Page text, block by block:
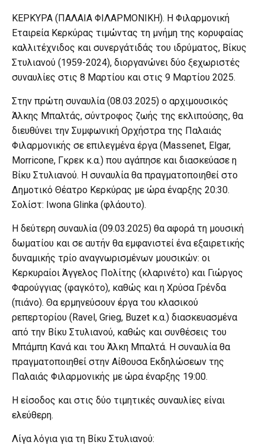
ΚΕΡΚΥΡΑ (ΠΑΛΑΙΑ ΦΙΛΑΡΜΟΝΙΚΗ). Η Φιλαρμονική
Εταιρεία Κερκύρας τιμώντας τη μνήμη της κορυφαίας
καλλιτέχνιδος και συνεργάτιδάς του ιδρύματος, Βίκυς
Στυλιανού (1959-2024), διοργανώνει δύο ξεχωριστές
συναυλίες στις 8 Μαρτίου και στις 9 Μαρτίου 2025.
Στην πρώτη συναυλία (08.03.2025) ο αρχιμουσικός
Άλκης Μπαλτάς, σύντροφος ζωής της εκλιπούσης, θα
διευθύνει την Συμφωνική Ορχήστρα της Παλαιάς
Φιλαρμονικής σε επιλεγμένα έργα (Massenet, Elgar,
Morricone, Γκρεκ κ.α.) που αγάπησε και διασκεύασε η
Βίκυ Στυλιανού. Η συναυλία θα πραγματοποιηθεί στο
Δημοτικό Θέατρο Κερκύρας με ώρα έναρξης 20:30.
Σολίστ: Iwona Glinka (φλάουτο).
Η δεύτερη συναυλία (09.03.2025) θα αφορά τη μουσική
δωματίου και σε αυτήν θα εμφανιστεί ένα εξαιρετικής
δυναμικής τρίο αναγνωρισμένων μουσικών: οι
Κερκυραίοι Άγγελος Πολίτης (κλαρινέτο) και Γιώργος
Φαρούγγιας (φαγκότο), καθώς και η Χρύσα Γρένδα
(πιάνο). Θα ερμηνεύσουν έργα του κλασικού
ρεπερτορίου (Ravel, Grieg, Buzet κ.α.) διασκευασμένα
από την Βίκυ Στυλιανού, καθώς και συνθέσεις του
Μπάμπη Κανά και του Άλκη Μπαλτά. Η συναυλία θα
πραγματοποιηθεί στην Αίθουσα Εκδηλώσεων της
Παλαιάς Φιλαρμονικής με ώρα έναρξης 19:00.
Η είσοδος και στις δύο τιμητικές συναυλίες είναι
ελεύθερη.
Λίγα λόγια για τη Βίκυ Στυλιανού: